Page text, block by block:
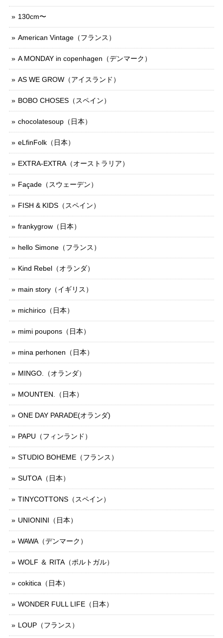
130cm〜
American Vintage（フランス）
A MONDAY in copenhagen（デンマーク）
AS WE GROW（アイスランド）
BOBO CHOSES（スペイン）
chocolatesoup（日本）
eLfinFolk（日本）
EXTRA-EXTRA（オーストラリア）
Façade（スウェーデン）
FISH & KIDS（スペイン）
frankygrow（日本）
hello Simone（フランス）
Kind Rebel（オランダ）
main story（イギリス）
michirico（日本）
mimi poupons（日本）
mina perhonen（日本）
MINGO.（オランダ）
MOUNTEN.（日本）
ONE DAY PARADE(オランダ)
PAPU（フィンランド）
STUDIO BOHEME（フランス）
SUTOA（日本）
TINYCOTTONS（スペイン）
UNIONINI（日本）
WAWA（デンマーク）
WOLF ＆ RITA（ポルトガル）
cokitica（日本）
WONDER FULL LIFE（日本）
LOUP（フランス）